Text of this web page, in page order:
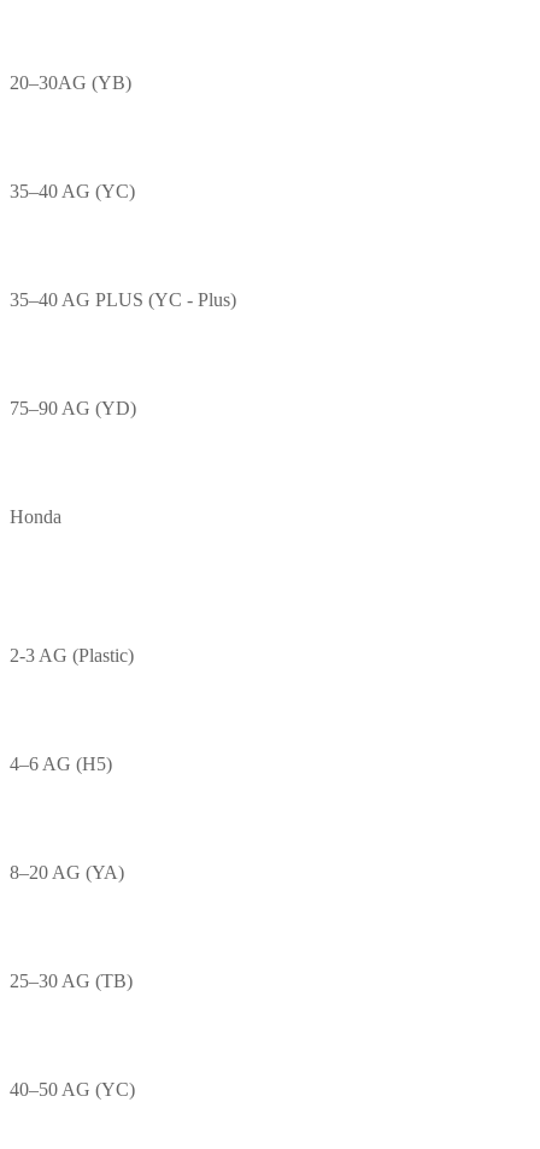
20–30AG (YB)
35–40 AG (YC)
35–40 AG PLUS (YC - Plus)
75–90 AG (YD)
Honda
2-3 AG (Plastic)
4–6 AG (H5)
8–20 AG (YA)
25–30 AG (TB)
40–50 AG (YC)